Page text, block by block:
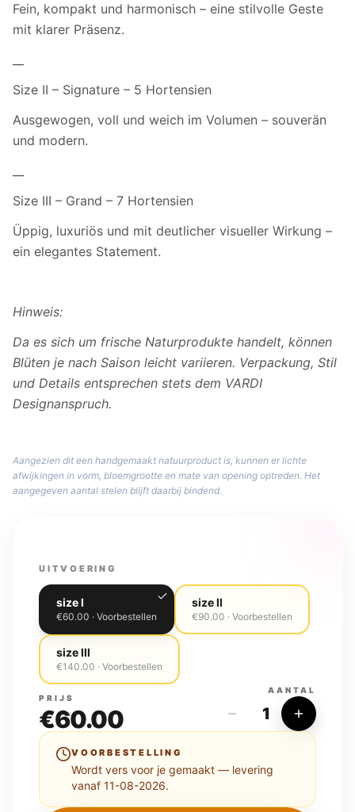
Fein, kompakt und harmonisch – eine stilvolle Geste
mit klarer Präsenz.
Size II – Signature – 5 Hortensien
Ausgewogen, voll und weich im Volumen – souverän
und modern.
Size III – Grand – 7 Hortensien
Üppig, luxuriös und mit deutlicher visueller Wirkung –
ein elegantes Statement.
Hinweis:
Da es sich um frische Naturprodukte handelt, können
Blüten je nach Saison leicht variieren. Verpackung, Stil
und Details entsprechen stets dem VARDI
Designanspruch.
Aangezien dit een handgemaakt natuurproduct is, kunnen er lichte
afwijkingen in vorm, bloemgrootte en mate van opening optreden. Het
aangegeven aantal stelen blijft daarbij bindend.
UITVOERING
size l
€60.00 · Voorbestellen
size ll
€90.00 · Voorbestellen
size lll
€140.00 · Voorbestellen
PRIJS
€60.00
AANTAL
1
VOORBESTELLING
Wordt vers voor je gemaakt — levering
vanaf 11-08-2026.